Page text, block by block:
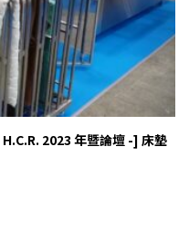
2023 年暨論壇 -] 床墊